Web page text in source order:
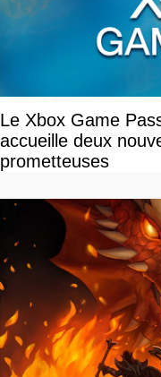
Le Xbox Game
accueille deux
prometteuses